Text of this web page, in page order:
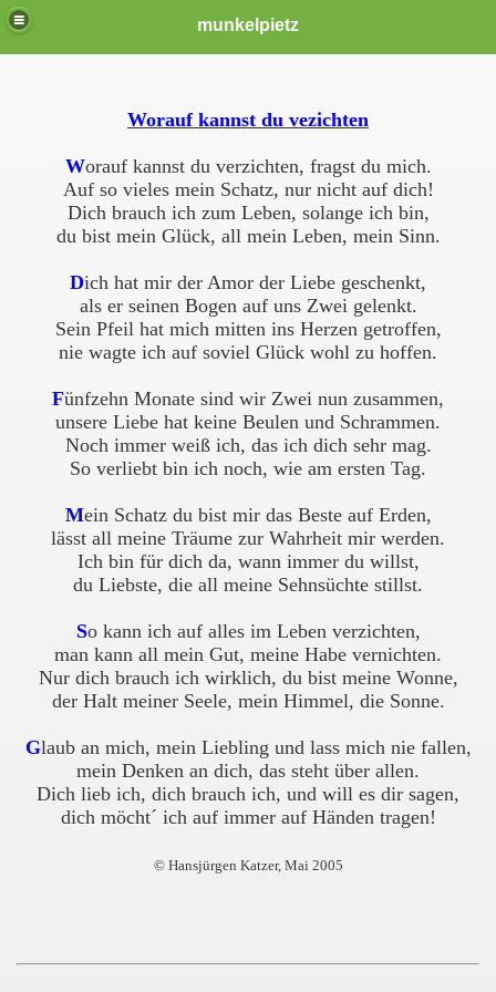
munkelpietz
Worauf kannst du vezichten
Worauf kannst du verzichten, fragst du mich.
Auf so vieles mein Schatz, nur nicht auf dich!
Dich brauch ich zum Leben, solange ich bin,
du bist mein Glück, all mein Leben, mein Sinn.
Dich hat mir der Amor der Liebe geschenkt,
als er seinen Bogen auf uns Zwei gelenkt.
Sein Pfeil hat mich mitten ins Herzen getroffen,
nie wagte ich auf soviel Glück wohl zu hoffen.
Fünfzehn Monate sind wir Zwei nun zusammen,
unsere Liebe hat keine Beulen und Schrammen.
Noch immer weiß ich, das ich dich sehr mag.
So verliebt bin ich noch, wie am ersten Tag.
Mein Schatz du bist mir das Beste auf Erden,
lässt all meine Träume zur Wahrheit mir werden.
Ich bin für dich da, wann immer du willst,
du Liebste, die all meine Sehnsüchte stillst.
So kann ich auf alles im Leben verzichten,
man kann all mein Gut, meine Habe vernichten.
Nur dich brauch ich wirklich, du bist meine Wonne,
der Halt meiner Seele, mein Himmel, die Sonne.
Glaub an mich, mein Liebling und lass mich nie fallen,
mein Denken an dich, das steht über allen.
Dich lieb ich, dich brauch ich, und will es dir sagen,
dich möcht´ ich auf immer auf Händen tragen!
© Hansjürgen Katzer, Mai 2005